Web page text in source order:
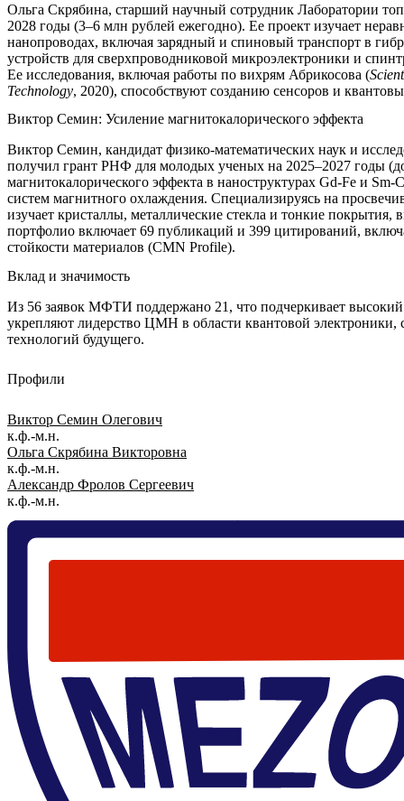
Ольга Скрябина, старший научный сотрудник Лаборатории
2028 годы (3–6 млн рублей ежегодно). Ее проект изучает
нанопроводах, включая зарядный и спиновый транспорт в
устройств для сверхпроводниковой микроэлектроники и
Ее исследования, включая работы по вихрям Абрикосова (
Technology, 2020), способствуют созданию сенсоров и
Виктор Семин: Усиление магнитокалорического эффекта
Виктор Семин, кандидат физико-математических наук и
получил грант РНФ для молодых ученых на 2025–2027 годы
магнитокалорического эффекта в наноструктурах Gd-Fe и
систем магнитного охлаждения. Специализируясь на
изучает кристаллы, металлические стекла и тонкие
портфолио включает 69 публикаций и 399 цитирований,
стойкости материалов (CMN Profile).
Вклад и значимость
Из 56 заявок МФТИ поддержано 21, что подчеркивает
укрепляют лидерство ЦМН в области квантовой
технологий будущего.
Профили
Виктор Семин Олегович
к.ф.-м.н.
Ольга Скрябина Викторовна
к.ф.-м.н.
Александр Фролов Сергеевич
к.ф.-м.н.